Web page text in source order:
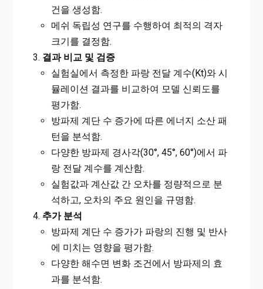
건을 생성함.
메쉬 독립성 연구를 수행하여 최적의 격자
크기를 결정함.
결과 비교 및 검증
실험실에서 측정한 파랑 전달 계수(Kt)와 시
뮬레이션 결과를 비교하여 모델 신뢰도를
평가함.
방파제 계단 수 증가에 따른 에너지 소산 패
턴을 분석함.
다양한 방파제 경사각(30°, 45°, 60°)에서 파
랑 전달 계수를 계산함.
실험값과 계산값 간 오차를 정량적으로 분
석하고, 오차의 주요 원인을 규명함.
추가 분석
방파제 계단 수 증가가 파랑의 진행 및 반사
에 미치는 영향을 평가함.
다양한 해수면 변화 조건에서 방파제의 효
과를 분석함.